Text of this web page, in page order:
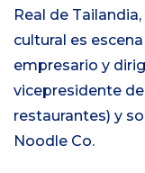
Real de
cultural es
empresario y
vicepresidente
restaurantes) y
Noodle Co.